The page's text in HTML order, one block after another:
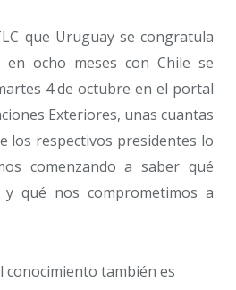
que Uruguay se congratula
en ocho meses con Chile se
4 de octubre en el portal
Exteriores, unas cuantas
los respectivos presidentes lo
comenzando a saber qué
qué nos comprometimos a
conocimiento también es